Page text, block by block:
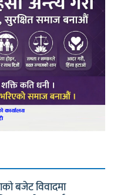
बजेट विवादमा